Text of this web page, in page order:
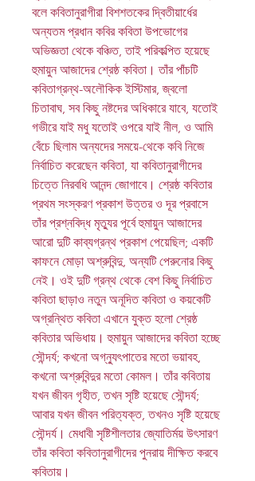
বলে কবিতানুরাগীরা বিশশতকের দ্বিতীয়ার্ধের
অন্যতম প্রধান কবির কবিতা উপভোগের
অভিজ্ঞতা থেকে বঞ্চিত, তাই পরিকল্পিত হয়েছে
হুমায়ুন আজাদের শ্রেষ্ঠ কবিতা। তাঁর পাঁচটি
কবিতাগ্রন্থ-অলৌকিক ইস্টিমার, জ্বলো
চিতাবাঘ, সব কিছু নষ্টদের অধিকারে যাবে, যতোই
গভীরে যাই মধু যতোই ওপরে যাই নীল, ও আমি
বেঁচে ছিলাম অন্যদের সময়ে-থেকে কবি নিজে
নির্বাচিত করেছেন কবিতা, যা কবিতানুরাগীদের
চিত্তে নিরবধি আনন্দ জোগাবে। শ্রেষ্ঠ কবিতার
প্রথম সংস্করণ প্রকাশ উত্তর ও দূর প্রবাসে
তাঁর প্রশ্নবিদ্ধ মৃত্যুর পূর্বে হুমায়ুন আজাদের
আরো দুটি কাব্যগ্রন্থ প্রকাশ পেয়েছিল; একটি
কাফনে মোড়া অশ্রুবিন্দু, অন্যটি পেরুনোর কিছু
নেই। ওই দুটি গ্রন্থ থেকে বেশ কিছু নির্বাচিত
কবিতা ছাড়াও নতুন অনূদিত কবিতা ও কয়কেটি
অগ্রন্থিত কবিতা এখানে যুক্ত হলো শ্রেষ্ঠ
কবিতার অভিধায়। হুমায়ুন আজাদের কবিতা হচ্ছে
সৌন্দর্য; কখনো অগ্ন্যুৎপাতের মতো ভয়াবহ,
কখনো অশ্রুবিন্দুর মতো কোমল। তাঁর কবিতায়
যখন জীবন গৃহীত, তখন সৃষ্টি হয়েছে সৌন্দর্য;
আবার যখন জীবন পরিত্যক্ত, তখনও সৃষ্টি হয়েছে
সৌন্দর্য। মেধাবী সৃষ্টিশীলতার জ্যোতির্ময় উৎসারণ
তাঁর কবিতা কবিতানুরাগীদের পুনরায় দীক্ষিত করবে
কবিতায়।